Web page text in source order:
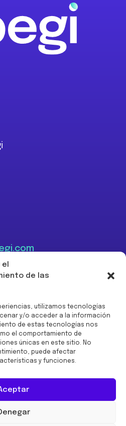
de las
utilizamos tecnologías
y/o acceder a la información
de estas tecnologías nos
el comportamiento de
únicas en este sitio. No
puede afectar
y funciones.
Unión